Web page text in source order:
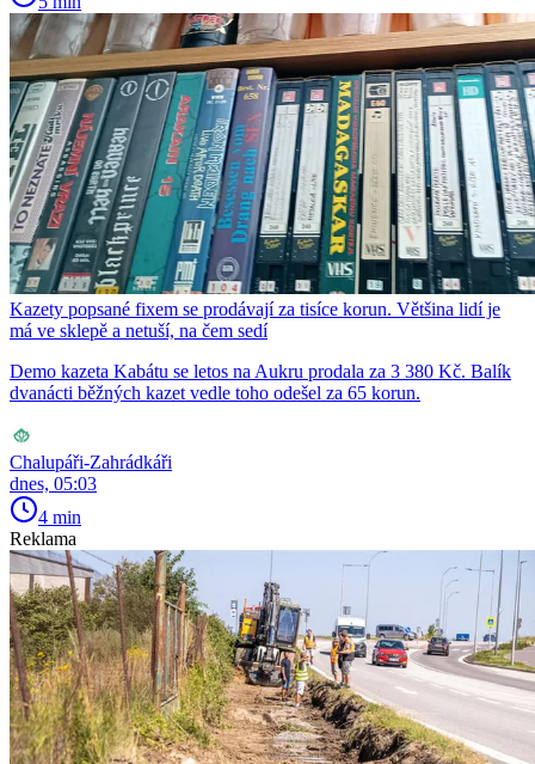
Kazety popsané fixem se prodávají za tisíce korun. Většina lidí je
má ve sklepě a netuší, na čem sedí
Demo kazeta Kabátu se letos na Aukru prodala za 3 380 Kč. Balík
dvanácti běžných kazet vedle toho odešel za 65 korun.
Chalupáři-Zahrádkáři
dnes, 05:03
4 min
Reklama